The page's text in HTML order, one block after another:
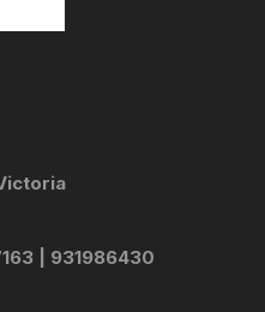
| 931986430